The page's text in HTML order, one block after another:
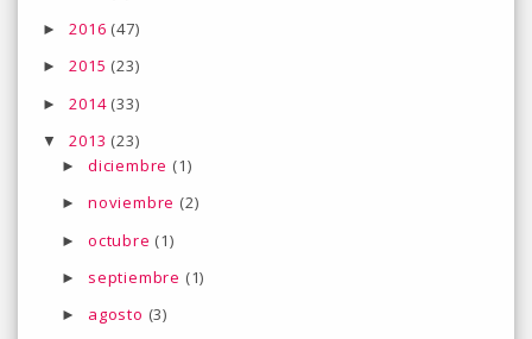
►2016 (47)
►2015 (23)
►2014 (33)
▼2013 (23)
► diciembre (1)
► noviembre (2)
► octubre (1)
► septiembre (1)
► agosto (3)